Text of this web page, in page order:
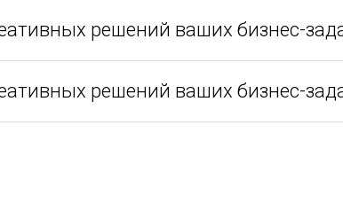
решений ваших бизнес-
решений ваших бизнес-